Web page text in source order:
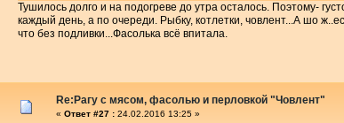
Тушилось долго и на подогреве до утра осталось. Поэтому-
каждый день, а по очереди. Рыбку, котлетки, човлент...А шо
что без подливки...Фасолька всё впитала.
Re:Рагу с мясом, фасолью и перловкой "Човлент"
« Ответ #27 : 24.02.2016 13:25 »